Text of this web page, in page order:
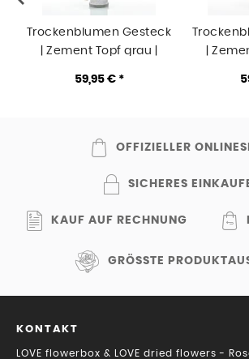
Trockenblumen Gesteck
| Zement Topf grau |
natur-rosa-pink
59,95 € *
|
weiss-
OFFIZIELLER
SICHERES
KAUF AUF RECHNUNG
GRÖSSTE
KONTAKT
LOVE flowerbox & LOVE dried flowers -